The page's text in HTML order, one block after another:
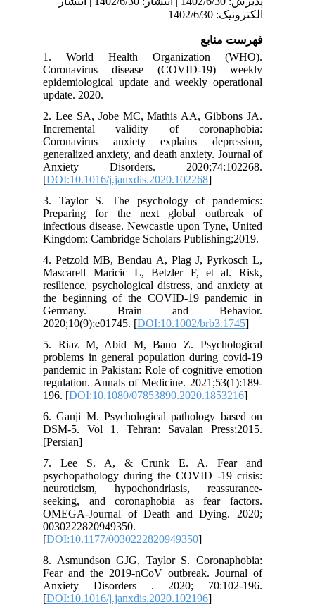
الکترونیک: 1402/6/30
فهرست منابع
1. World Health Organization (WHO).
Coronavirus disease (COVID-19) weekly
epidemiological update and weekly operational
update. 2020.
2. Lee SA, Jobe MC, Mathis AA, Gibbons JA.
Incremental validity of coronaphobia:
Coronavirus anxiety explains depression,
generalized anxiety, and death anxiety. Journal of
Anxiety Disorders. 2020;74:102268.
[DOI:10.1016/j.janxdis.2020.102268
3. Taylor S. The psychology of pandemics:
Preparing for the next global outbreak of
infectious disease. Newcastle upon Tyne, United
Kingdom: Cambridge Scholars Publishing;2019.
4. Petzold MB, Bendau A, Plag J, Pyrkosch L,
Mascarell Maricic L, Betzler F, et al. Risk,
resilience, psychological distress, and anxiety at
the beginning of the COVID-19 pandemic in
Germany. Brain and Behavior.
2020;10(9):e01745. [DOI:10.1002/brb3.1745
5. Riaz M, Abid M, Bano Z. Psychological
problems in general population during covid-19
pandemic in Pakistan: Role of cognitive emotion
regulation. Annals of Medicine. 2021;53(1):189-
196. [DOI:10.1080/07853890.2020.1853216
6. Ganji M. Psychological pathology based on
DSM-5. Vol 1. Tehran: Savalan Press;2015.
[Persian]
7. Lee S. A, & Crunk E. A. Fear and
psychopathology during the COVID -19 crisis:
neuroticism, hypochondriasis, reassurance-
seeking, and coronaphobia as fear factors.
OMEGA-Journal of Death and Dying. 2020;
0030222820949350.
[DOI:10.1177/0030222820949350
8. Asmundson GJG, Taylor S. Coronaphobia:
Fear and the 2019-nCoV outbreak. Journal of
Anxiety Disorders . 2020; 70:102-196.
[DOI:10.1016/j.janxdis.2020.102196